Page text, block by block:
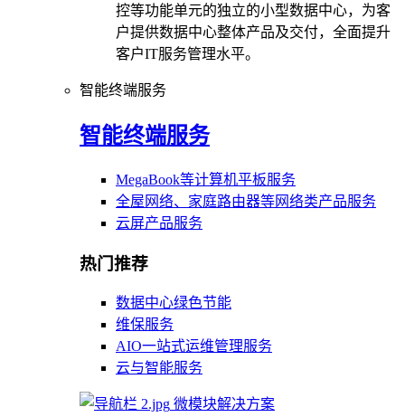
控等功能单元的独立的小型数据中心，为客
户提供数据中心整体产品及交付，全面提升
客户IT服务管理水平。
智能终端服务
智能终端服务
MegaBook等计算机平板服务
全屋网络、家庭路由器等网络类产品服务
云屏产品服务
热门推荐
数据中心绿色节能
维保服务
AIO一站式运维管理服务
云与智能服务
微模块解决方案